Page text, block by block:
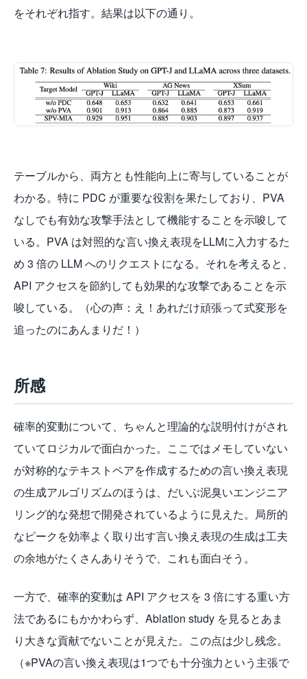
をそれぞれ指す。結果は以下の通り。
テーブルから、両方とも性能向上に寄与していることが
わかる。特に PDC が重要な役割を果たしており、PVA
なしでも有効な攻撃手法として機能することを示唆して
いる。PVA は対照的な言い換え表現をLLMに入力するた
め 3 倍の LLM へのリクエストになる。それを考えると、
API アクセスを節約しても効果的な攻撃であることを示
唆している。（心の声：え！あれだけ頑張って式変形を
追ったのにあんまりだ！）
所感
確率的変動について、ちゃんと理論的な説明付けがされ
ていてロジカルで面白かった。ここではメモしていない
が対称的なテキストペアを作成するための言い換え表現
の生成アルゴリズムのほうは、だいぶ泥臭いエンジニア
リング的な発想で開発されているように見えた。局所的
なピークを効率よく取り出す言い換え表現の生成は工夫
の余地がたくさんありそうで、これも面白そう。
一方で、確率的変動は API アクセスを 3 倍にする重い方
法であるにもかかわらず、Ablation study を見るとあま
り大きな貢献でないことが見えた。この点は少し残念。
（※PVAの言い換え表現は1つでも十分強力という主張で